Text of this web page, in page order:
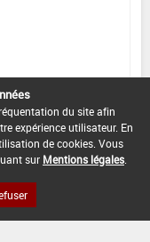
du site afin
expérience utilisateur. En
de cookies. Vous
sur Mentions légales